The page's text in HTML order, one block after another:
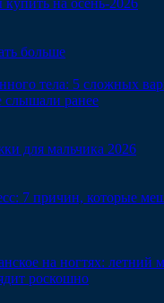
больше
тела: 5 сложных
слышали ранее
для мальчика 2026
7 причин, которые
на ногтях: летний
роскошно